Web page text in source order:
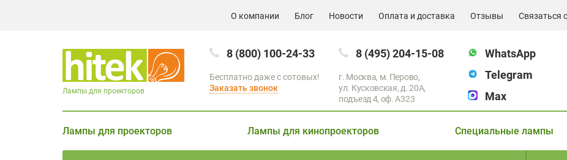
О компании Блог Новости Оплата и доставка Отзывы Связаться
8 (800) 100-24-33
Бесплатно даже с сотовых!
Заказать звонок
8 (495) 204-15-08
г. Москва, м. Перово,
ул. Кусковская, д. 20А,
подъезд 4, оф. A323
WhatsApp
Telegram
Max
Лампы для проекторов
Лампы для проекторов Лампы для кинопроекторов Специальные лампы